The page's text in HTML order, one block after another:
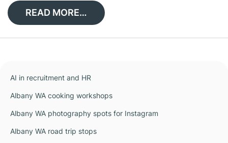
READ MORE…
AI in recruitment and HR
Albany WA cooking workshops
Albany WA photography spots for Instagram
Albany WA road trip stops